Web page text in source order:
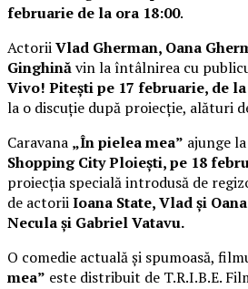
februarie de la ora 18:00.
ActoriiVlad Gherman, Oana
Ginghinăvin la întâlnirea cu
Vivo! Pitești pe 17 februarie, de la
la o discuție după proiecție, alături
Caravana „În pielea mea” ajunge la
Shopping City Ploiești, pe 18
proiecția specială introdusă de
de actoriiIoana State, Vlad și
Necula și Gabriel Vatavu.
O comedie actuală și spumoasă,
mea” este distribuit de T.R.I.B.E.